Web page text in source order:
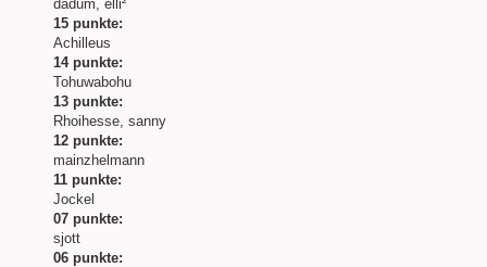
dadum, elli²
15 punkte:
Achilleus
14 punkte:
Tohuwabohu
13 punkte:
Rhoihesse, sanny
12 punkte:
mainzhelmann
11 punkte:
Jockel
07 punkte:
sjott
06 punkte: